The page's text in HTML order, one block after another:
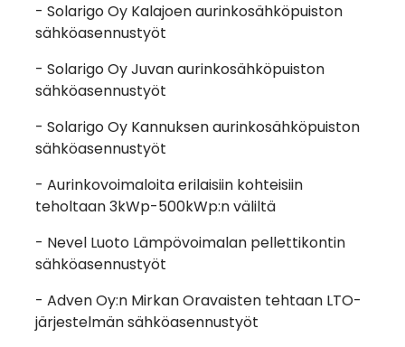
- Solarigo Oy Kalajoen aurinkosähköpuiston
sähköasennustyöt
- Solarigo Oy Juvan aurinkosähköpuiston
sähköasennustyöt
- Solarigo Oy Kannuksen aurinkosähköpuiston
sähköasennustyöt
- Aurinkovoimaloita erilaisiin kohteisiin
teholtaan 3kWp-500kWp:n väliltä
- Nevel Luoto Lämpövoimalan pellettikontin
sähköasennustyöt
- Adven Oy:n Mirkan Oravaisten tehtaan LTO-
järjestelmän sähköasennustyöt